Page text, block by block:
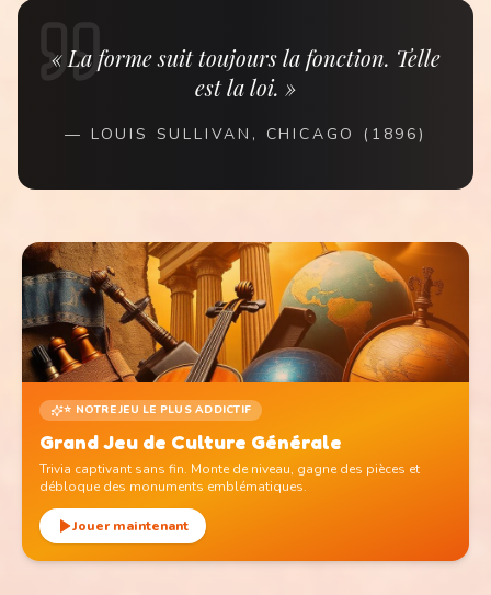
« La forme suit toujours la fonction. Telle
est la loi. »
— LOUIS SULLIVAN, CHICAGO (1896)
⭐ NOTRE JEU LE PLUS ADDICTIF
Grand Jeu de Culture Générale
Trivia captivant sans fin. Monte de niveau, gagne des pièces et
débloque des monuments emblématiques.
Jouer maintenant